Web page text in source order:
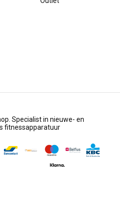
Specialist in nieuwe- en
fitnessapparatuur